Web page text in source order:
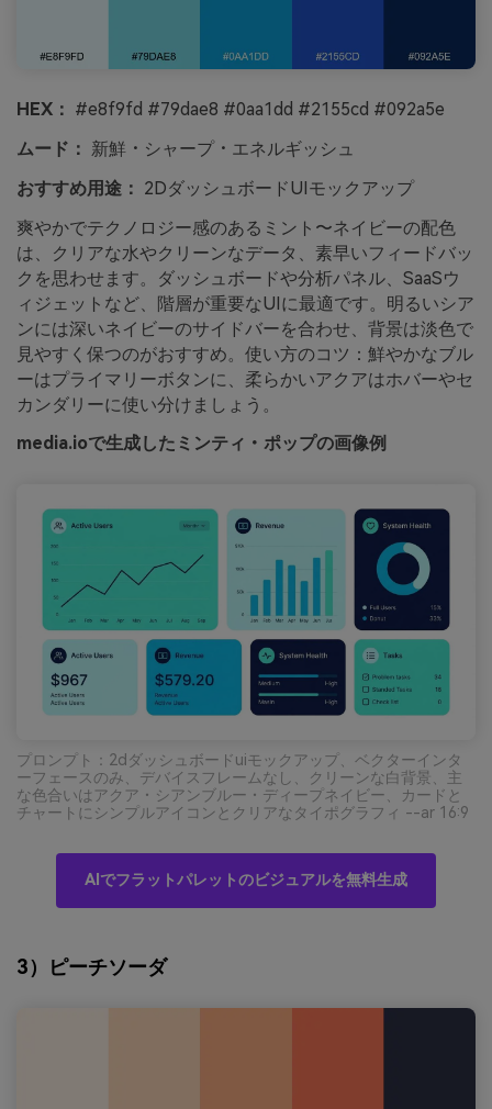
HEX： #e8f9fd #79dae8 #0aa1dd #2155cd #092a5e
ムード： 新鮮・シャープ・エネルギッシュ
おすすめ用途： 2DダッシュボードUIモックアップ
爽やかでテクノロジー感のあるミント〜ネイビーの配色
は、クリアな水やクリーンなデータ、素早いフィードバッ
クを思わせます。ダッシュボードや分析パネル、SaaSウ
ィジェットなど、階層が重要なUIに最適です。明るいシア
ンには深いネイビーのサイドバーを合わせ、背景は淡色で
見やすく保つのがおすすめ。使い方のコツ：鮮やかなブル
ーはプライマリーボタンに、柔らかいアクアはホバーやセ
カンダリーに使い分けましょう。
media.ioで生成したミンティ・ポップの画像例
プロンプト：2dダッシュボードuiモックアップ、ベクターインタ
ーフェースのみ、デバイスフレームなし、クリーンな白背景、主
な色合いはアクア・シアンブルー・ディープネイビー、カードと
チャートにシンプルアイコンとクリアなタイポグラフィ --ar 16:9
AIでフラットパレットのビジュアルを無料生成
3）ピーチソーダ